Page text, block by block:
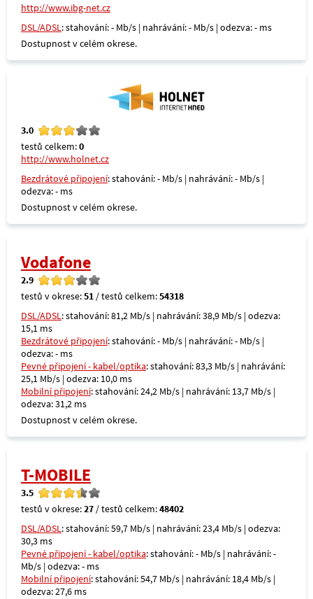
http://www.ibg-net.cz
DSL/ADSL: stahování: - Mb/s | nahrávání: - Mb/s | odezva: - ms
Dostupnost v celém okrese.
3.0
testů celkem:0
http://www.holnet.cz
Bezdrátové připojení: stahování: - Mb/s | nahrávání: - Mb/s |
odezva: - ms
Dostupnost v celém okrese.
Vodafone
2.9
testů v okrese:51 / testů celkem:54318
DSL/ADSL: stahování: 81,2 Mb/s | nahrávání: 38,9 Mb/s | odezva:
15,1 ms
Bezdrátové připojení: stahování: - Mb/s | nahrávání: - Mb/s |
odezva: - ms
Pevné připojení - kabel/optika: stahování: 83,3 Mb/s | nahrávání:
25,1 Mb/s | odezva: 10,0 ms
Mobilní připojení: stahování: 24,2 Mb/s | nahrávání: 13,7 Mb/s |
odezva: 31,2 ms
Dostupnost v celém okrese.
T-MOBILE
3.5
testů v okrese:27 / testů celkem:48402
DSL/ADSL: stahování: 59,7 Mb/s | nahrávání: 23,4 Mb/s | odezva:
30,3 ms
Pevné připojení - kabel/optika: stahování: - Mb/s | nahrávání: -
Mb/s | odezva: - ms
Mobilní připojení: stahování: 54,7 Mb/s | nahrávání: 18,4 Mb/s |
odezva: 27,6 ms